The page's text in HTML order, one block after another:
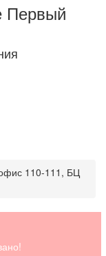
Первый
110-111, БЦ